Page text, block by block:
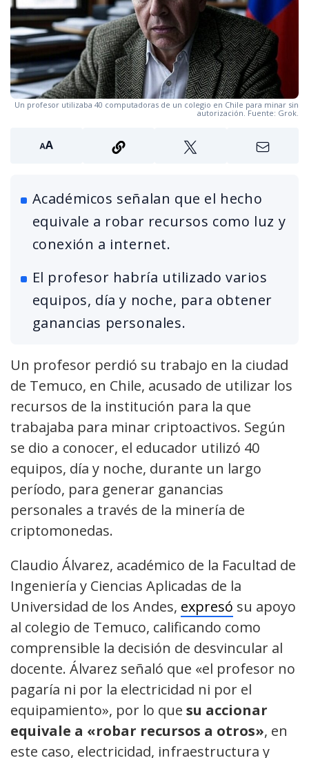
Un profesor utilizaba 40 computadoras de un colegio en Chile para minar sin
autorización. Fuente: Grok.
Académicos señalan que el hecho
equivale a robar recursos como luz y
conexión a internet.
El profesor habría utilizado varios
equipos, día y noche, para obtener
ganancias personales.
Un profesor perdió su trabajo en la ciudad
de Temuco, en Chile, acusado de utilizar los
recursos de la institución para la que
trabajaba para minar criptoactivos. Según
se dio a conocer, el educador utilizó 40
equipos, día y noche, durante un largo
período, para generar ganancias
personales a través de la minería de
criptomonedas.
Claudio Álvarez, académico de la Facultad de
Ingeniería y Ciencias Aplicadas de la
Universidad de los Andes, expresó su apoyo
al colegio de Temuco, calificando como
comprensible la decisión de desvincular al
docente. Álvarez señaló que «el profesor no
pagaría ni por la electricidad ni por el
equipamiento», por lo que su accionar
equivale a «robar recursos a otros», en
este caso, electricidad, infraestructura y